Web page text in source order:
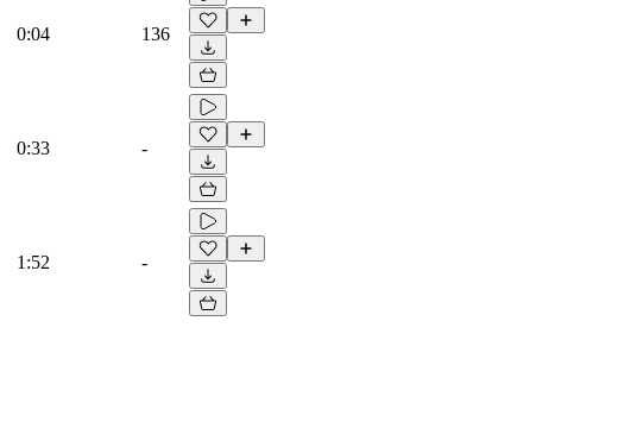
0:04 136
0:33 -
1:52 -